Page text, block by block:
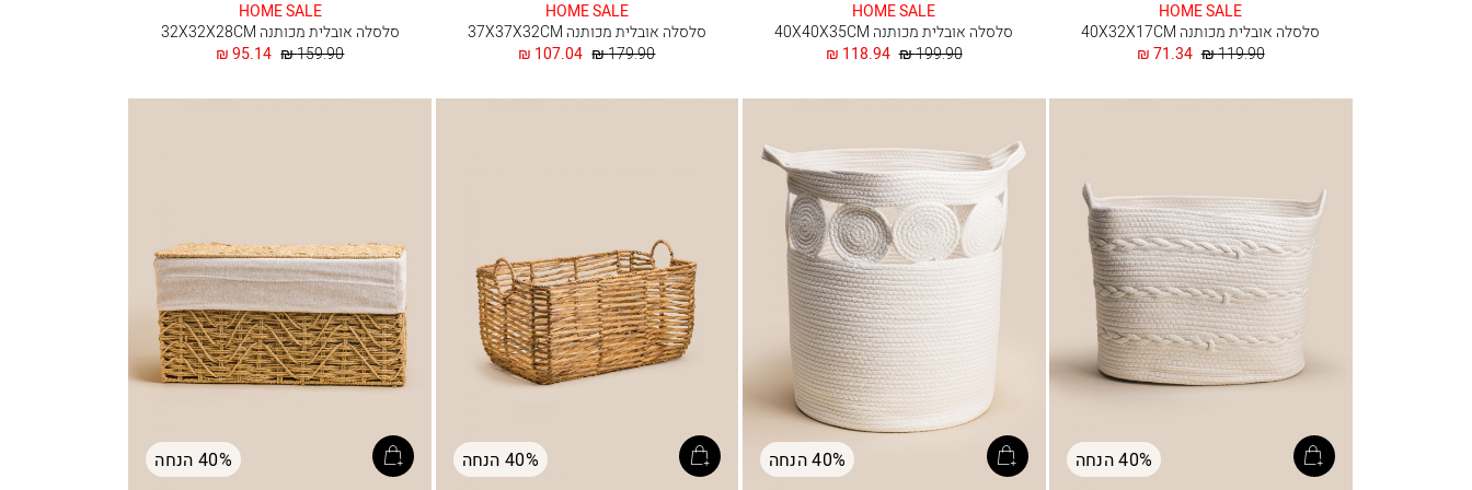
HOME SALE
סלסלה אובלית מכותנה 40X32X17CM
החל
71.34 ₪ מחיר
119.90 ₪
HOME SALE
סלסלה אובלית מכותנה 40X40X35CM
החל
118.94 ₪ מחיר
199.90 ₪
HOME SALE
סלסלה אובלית מכותנה 37X37X32CM
החל
107.04 ₪ מחיר
179.90 ₪
HOME SALE
סלסלה אובלית מכותנה 32X32X28CM
החל
95.14 ₪ מחיר
159.90 ₪
40% הנחה 40% הנחה 40% הנחה 40% הנחה